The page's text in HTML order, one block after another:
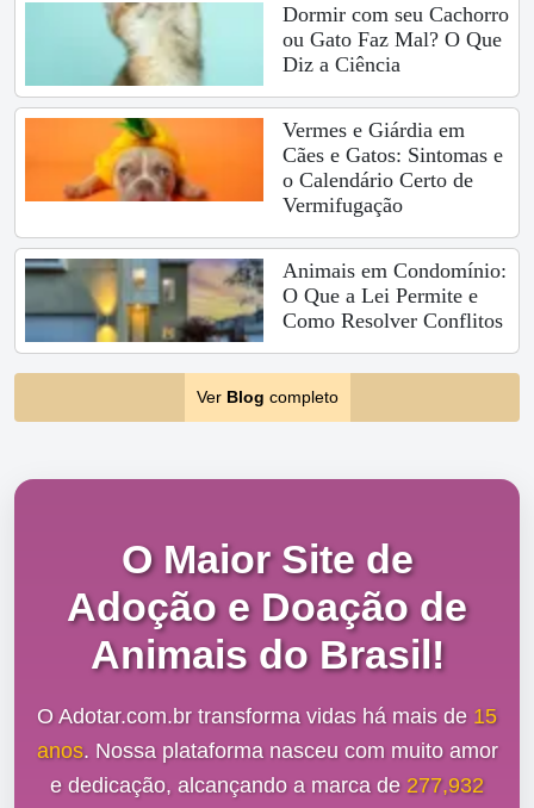
Dormir com seu Cachorro
ou Gato Faz Mal? O Que
Diz a Ciência
Vermes e Giárdia em
Cães e Gatos: Sintomas e
o Calendário Certo de
Vermifugação
Animais em Condomínio:
O Que a Lei Permite e
Como Resolver Conflitos
Ver Blog completo
O Maior Site de
Adoção e Doação de
Animais do Brasil!
O Adotar.com.br transforma vidas há mais de 15
anos. Nossa plataforma nasceu com muito amor
e dedicação, alcançando a marca de 277,932